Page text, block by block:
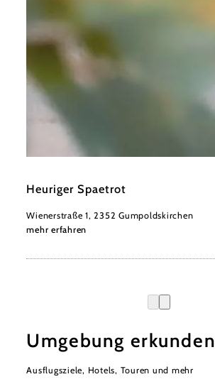
Heuriger Spaetrot
Wienerstraße 1, 2352 Gumpoldskirchen
mehr erfahren
Umgebung erkunden
Ausflugsziele, Hotels, Touren und mehr